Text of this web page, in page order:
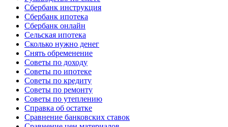
Сбербанк инструкция
Сбербанк ипотека
Сбербанк онлайн
Сельская ипотека
Сколько нужно денег
Снять обременение
Советы по доходу
Советы по ипотеке
Советы по кредиту
Советы по ремонту
Советы по утеплению
Справка об остатке
Сравнение банковских ставок